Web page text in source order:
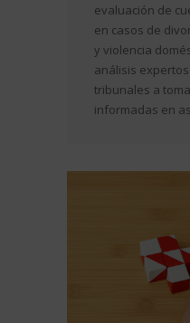
evaluación de
en casos de
y violencia
análisis
tribunales a
informadas en